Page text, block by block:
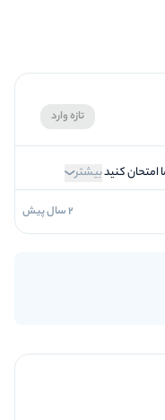
تازه وارد
امتحان کنیدبیشتر
5
5
2 سال پیش